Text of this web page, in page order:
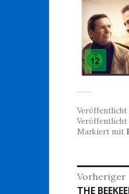
Veröffentlicht
Veröffentlicht
Markiert mit
Vorheriger
Vorheriger
THE